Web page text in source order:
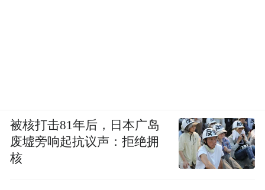
被核打击81年后，日本广岛
废墟旁响起抗议声：拒绝拥
核